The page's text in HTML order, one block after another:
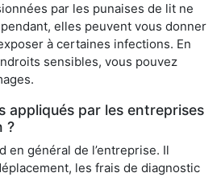
par les punaises de lit ne
elles peuvent vous donner
à certaines infections. En
sensibles, vous pouvez
appliqués par les entreprises
?
en général de l’entreprise. Il
les frais de diagnostic